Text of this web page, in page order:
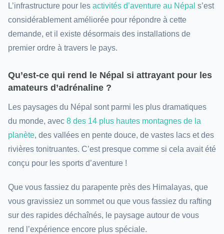
L’infrastructure pour les activités d’aventure au Népal s’est
considérablement améliorée pour répondre à cette
demande, et il existe désormais des installations de
premier ordre à travers le pays.
Qu’est-ce qui rend le Népal si attrayant pour les
amateurs d’adrénaline ?
Les paysages du Népal sont parmi les plus dramatiques
du monde, avec 8 des 14 plus hautes montagnes de la
planète, des vallées en pente douce, de vastes lacs et des
rivières tonitruantes. C’est presque comme si cela avait été
conçu pour les sports d’aventure !
Que vous fassiez du parapente près des Himalayas, que
vous gravissiez un sommet ou que vous fassiez du rafting
sur des rapides déchaînés, le paysage autour de vous
rend l’expérience encore plus spéciale.